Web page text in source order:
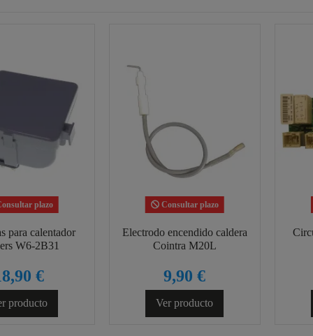
plazo
para calentador
W6-2B31
€
producto
Consultar plazo
Electrodo encendido caldera
Cointra M20L
9,90 €
Ver producto